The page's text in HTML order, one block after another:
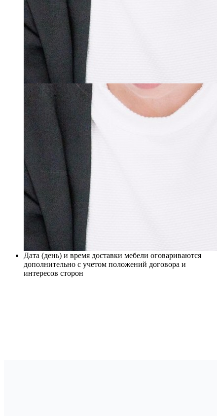
Дата (день) и время доставки мебели оговариваются
дополнительно с учетом положений договора и
интересов сторон